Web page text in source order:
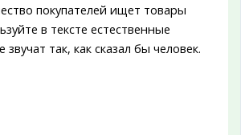
покупателей ищет товары
в тексте естественные
так, как сказал бы человек.